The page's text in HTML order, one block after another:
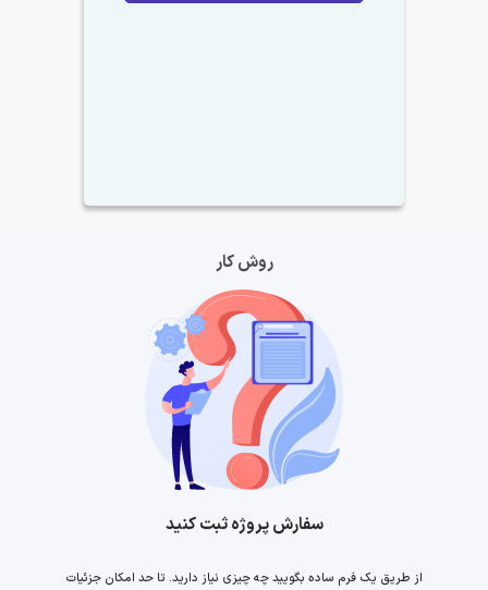
روش کار
سفارش پروژه ثبت کنید
از طریق یک فرم ساده بگویید چه چیزی نیاز دارید. تا حد امکان جزئیات